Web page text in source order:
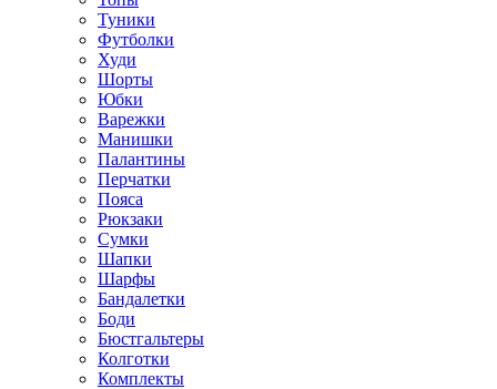
Туники
Футболки
Худи
Шорты
Юбки
Варежки
Манишки
Палантины
Перчатки
Пояса
Рюкзаки
Сумки
Шапки
Шарфы
Бандалетки
Боди
Бюстгальтеры
Колготки
Комплекты